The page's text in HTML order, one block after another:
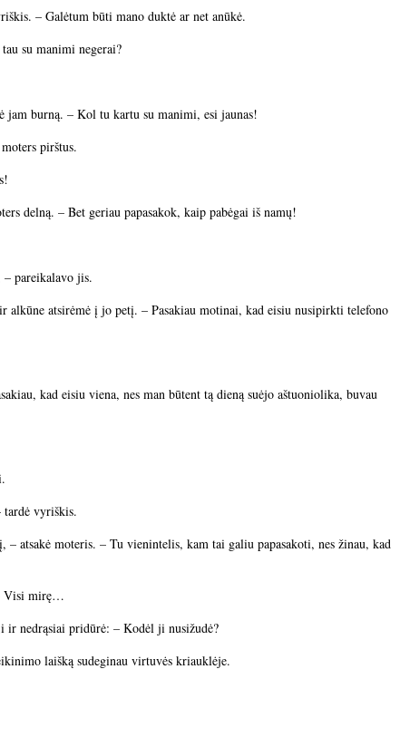
– Galėtum būti mano duktė ar net anūkė.
su manimi negerai?
burną. – Kol tu kartu su manimi, esi jaunas!
pirštus.
delną. – Bet geriau papasakok, kaip pabėgai iš namų!
– pareikalavo jis.
alkūne atsirėmė į jo petį. – Pasakiau motinai, kad eisiu nusipirkti telefono
kad eisiu viena, nes man būtent tą dieną suėjo aštuoniolika, buvau
tardė vyriškis.
– atsakė moteris. – Tu vienintelis, kam tai galiu papasakoti, nes žinau, kad
Visi mirę…
ir nedrąsiai pridūrė: – Kodėl ji nusižudė?
laišką sudeginau virtuvės kriauklėje.